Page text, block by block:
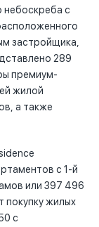
с
застройщика,
289
премиум-
жилой
а также
с 1-й
или 397 496
покупку жилых
с